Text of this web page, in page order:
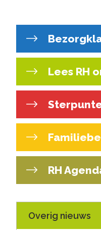
Lees RH
RH
Overig nieuws